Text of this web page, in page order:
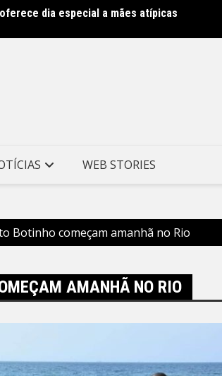
dia especial a mães atípicas
WEB STORIES
Botinho começam amanhã no Rio
AMANHÃ NO RIO